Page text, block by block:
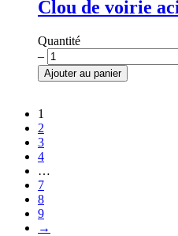
Clou de voirie
Quantité
quantité
de
Clou
voirie
acier
corten
Ø80mm
–
Ajouter au panier
1
2
3
4
…
7
8
9
→